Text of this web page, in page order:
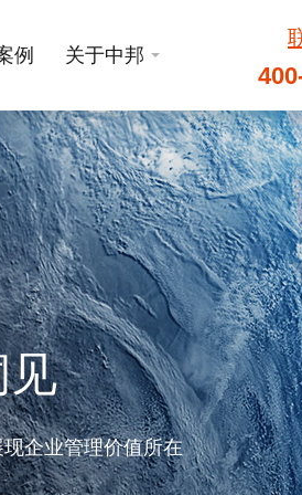
例 关于中邦
见
企业管理价值所在